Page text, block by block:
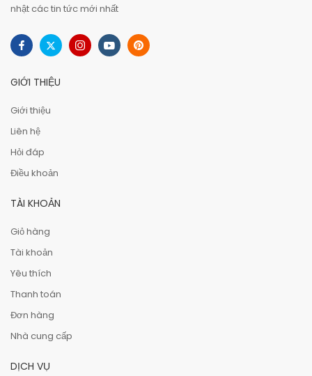
nhật các tin tức mới nhất
GIỚI THIỆU
Giới thiệu
Liên hệ
Hỏi đáp
Điều khoản
TÀI KHOẢN
Giỏ hàng
Tài khoản
Yêu thích
Thanh toán
Đơn hàng
Nhà cung cấp
DỊCH VỤ